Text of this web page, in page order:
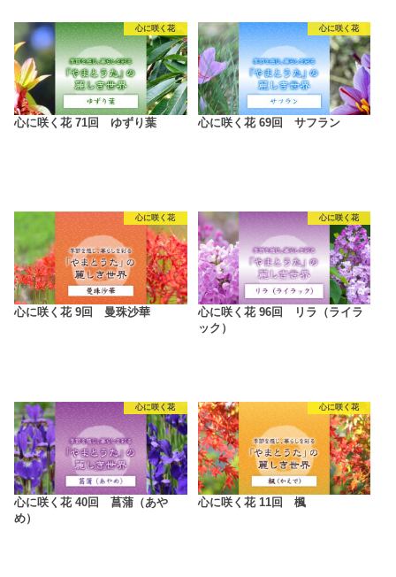
心に咲く花
心に咲く花 71回 ゆずり葉
心に咲く花
心に咲く花 69回 サフラン
心に咲く花
心に咲く花 9回 曼珠沙華
心に咲く花
心に咲く花 96回 リラ（ライラ
ック）
心に咲く花
心に咲く花 40回 菖蒲（あや
め）
心に咲く花
心に咲く花 11回 楓